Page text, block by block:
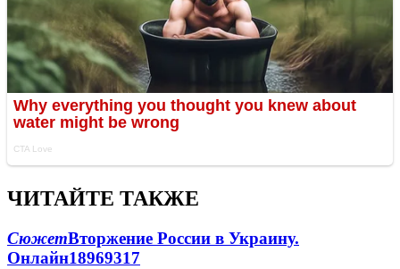
ЧИТАЙТЕ ТАКЖЕ
СюжетВторжение России в Украину.
Онлайн18969317